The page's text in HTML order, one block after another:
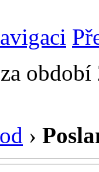
›